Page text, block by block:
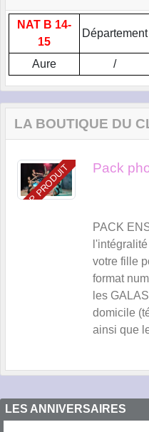
NAT B 14-
15
Département
Aure /
LA BOUTIQUE DU
TOP PRODUIT Pack
PACK
votre fille
format
les
domicile
ainsi que
LES ANNIVERSAIRES